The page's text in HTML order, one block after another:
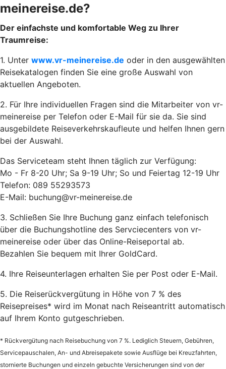
meinereise.de?
Der einfachste und komfortable Weg zu Ihrer
Traumreise:
1. Unter www.vr-meinereise.de oder in den ausgewählten
Reisekatalogen finden Sie eine große Auswahl von
aktuellen Angeboten.
2. Für Ihre individuellen Fragen sind die Mitarbeiter von vr-
meinereise per Telefon oder E-Mail für sie da. Sie sind
ausgebildete Reiseverkehrskaufleute und helfen Ihnen gern
bei der Auswahl.
Das Serviceteam steht Ihnen täglich zur Verfügung:
Mo - Fr 8-20 Uhr; Sa 9-19 Uhr; So und Feiertag 12-19 Uhr
Telefon: 089 55293573
E-Mail: buchung@vr-meinereise.de
3. Schließen Sie Ihre Buchung ganz einfach telefonisch
über die Buchungshotline des Servciecenters von vr-
meinereise oder über das Online-Reiseportal ab.
Bezahlen Sie bequem mit Ihrer GoldCard.
4. Ihre Reiseunterlagen erhalten Sie per Post oder E-Mail.
5. Die Reiserückvergütung in Höhe von 7 % des
Reisepreises* wird im Monat nach Reiseantritt automatisch
auf Ihrem Konto gutgeschrieben.
* Rückvergütung nach Reisebuchung von 7 %. Lediglich Steuern, Gebühren,
Servicepauschalen, An- und Abreisepakete sowie Ausflüge bei Kreuzfahrten,
stornierte Buchungen und einzeln gebuchte Versicherungen sind von der